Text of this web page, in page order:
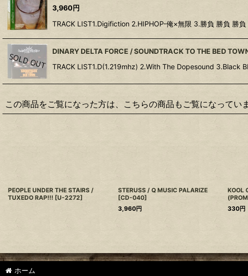
3,960円
TRACK LIST1.Digifiction 2.HIPHOP-俺×無限 3.勝負 勝負 勝
DINARY DELTA FORCE / SOUNDTRACK TO THE BED
TRACK LIST1.D(1.219mhz) 2.With The Dopesound
この商品をご覧になった方は、こちらの商品もご覧になってい
PEOPLE UNDER THE STAIRS /
TUXEDO RAP!!! [U-2272]
STERUSS / Q MUSIC PALARIZE
[CD-040]
3,960円
KOOL
330円
ホーム